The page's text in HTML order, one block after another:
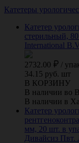
Катетеры
Катетер
стерильный,
International
2732.00 /
34.15 руб. шт
В КОРЗИНУ
В наличии во
В наличии в
Катетер
мм, 20 шт. в
Дивайсиз Пвт.